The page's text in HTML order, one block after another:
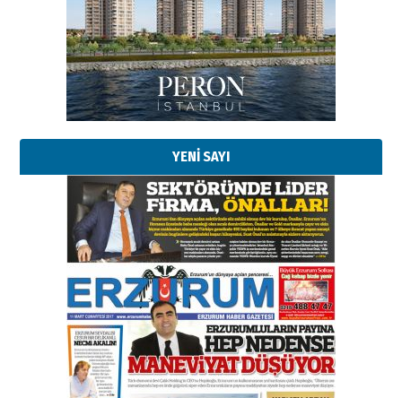
YENİ SAYI
Başkan Sekmen’den Erzurum’a
bir vizyon proje daha!
02 Ağustos 2026 Pazar
Kadir SABUNCUOĞLU
Erzurumspor’un köşe taşları
29 Haziran 2026 Pazartesi
Kenan GÜLERCİ
Murat Şahsuvaroğlu ERKON’da
çıtayı yukarı taşırken,
yönetimdekiler aşağı
çekmemeli!
17 Şubat 2026 SalıOrhan BOZKURT
Bir fotoğraf, bir şehir, bir
gazeteci… Dizginler kimin
elinde?
31 Mart 2026 Salı
A. Berhan Yılmaz
BİR BÖLÜM DEĞİL, BİR ÖMÜR
SEÇİYORSUNUZ… “NEDEN
ATATÜRK ÜNİVERSİTESİ?”